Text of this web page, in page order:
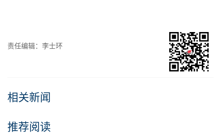
责任编辑：李士环
相关新闻
推荐阅读